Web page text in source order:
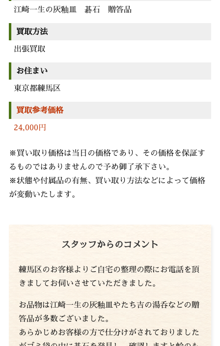
江崎一生の灰釉皿 碁石 贈答品
買取方法
出張買取
お住まい
東京都練馬区
買取参考価格
24,000円
※買い取り価格は当日の価格であり、その価格を保証す
るものではありませんので予め御了承下さい。
※状態や付属品の有無、買い取り方法などによって価格
が変動いたします。
スタッフからのコメント
練馬区のお客様よりご自宅の整理の際にお電話を頂
きましてお伺いさせていただきました。
お品物は江崎一生の灰釉皿やたち吉の湯呑などの贈
答品が多数ございました。
あらかじめお客様の方で仕分けがされておりました